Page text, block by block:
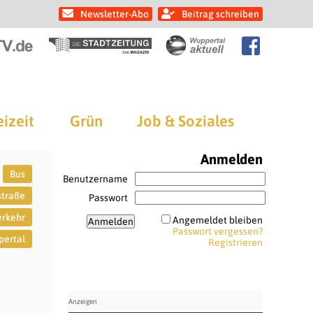
Newsletter-Abo Beitrag schreiben
Grün Job & Soziales
Bus
Anmelden
Benutzername
Passwort
Angemeldet bleiben
Passwort vergessen?
Registrieren